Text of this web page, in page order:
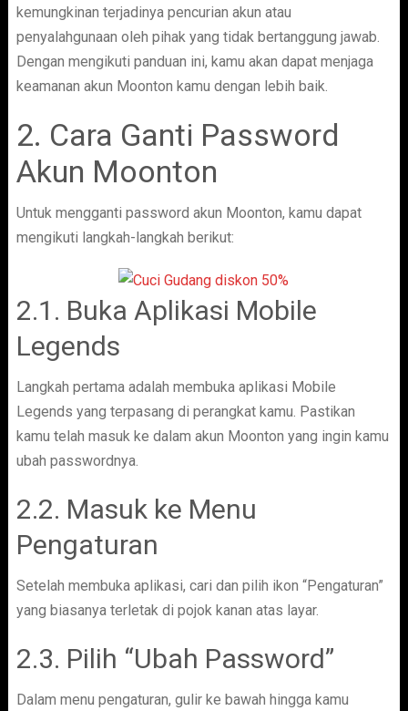
kemungkinan terjadinya pencurian akun atau
penyalahgunaan oleh pihak yang tidak bertanggung jawab.
Dengan mengikuti panduan ini, kamu akan dapat menjaga
keamanan akun Moonton kamu dengan lebih baik.
2. Cara Ganti Password
Akun Moonton
Untuk mengganti password akun Moonton, kamu dapat
mengikuti langkah-langkah berikut:
2.1. Buka Aplikasi Mobile
Legends
Langkah pertama adalah membuka aplikasi Mobile
Legends yang terpasang di perangkat kamu. Pastikan
kamu telah masuk ke dalam akun Moonton yang ingin kamu
ubah passwordnya.
2.2. Masuk ke Menu
Pengaturan
Setelah membuka aplikasi, cari dan pilih ikon “Pengaturan”
yang biasanya terletak di pojok kanan atas layar.
2.3. Pilih “Ubah Password”
Dalam menu pengaturan, gulir ke bawah hingga kamu